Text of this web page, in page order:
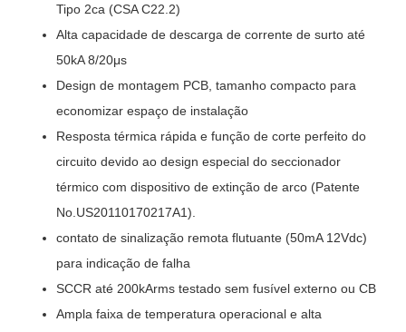
Tipo 2ca (CSA C22.2)
Alta capacidade de descarga de corrente de surto até
50kA 8/20μs
Design de montagem PCB, tamanho compacto para
economizar espaço de instalação
Resposta térmica rápida e função de corte perfeito do
circuito devido ao design especial do seccionador
térmico com dispositivo de extinção de arco (Patente
No.US20110170217A1).
contato de sinalização remota flutuante (50mA 12Vdc)
para indicação de falha
SCCR até 200kArms testado sem fusível externo ou CB
Ampla faixa de temperatura operacional e alta